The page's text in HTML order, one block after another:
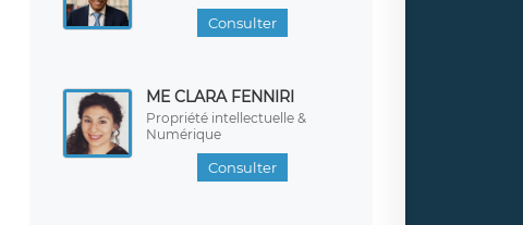
Consulter
ME CLARA FENNIRI
Propriété intellectuelle &
Numérique
Consulter